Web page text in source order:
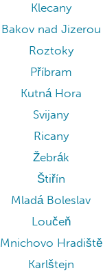
Klecany
Bakov nad Jizerou
Roztoky
Příbram
Kutná Hora
Svijany
Ricany
Žebrák
Štiřín
Mladá Boleslav
Loučeň
Mnichovo Hradiště
Karlštejn